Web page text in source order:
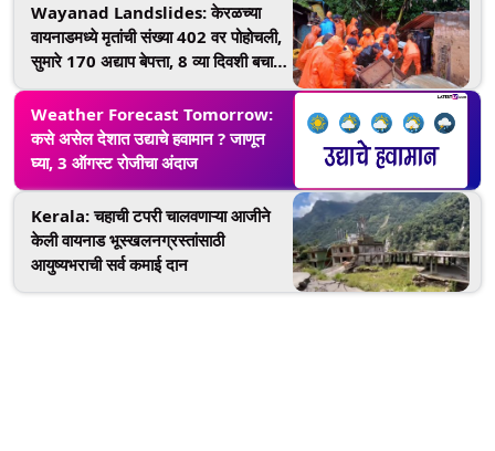
Wayanad Landslides: केरळच्या
वायनाडमध्ये मृतांची संख्या 402 वर पोहोचली,
सुमारे 170 अद्याप बेपत्ता, 8 व्या दिवशी बचाव
कार्य सुरू
Weather Forecast Tomorrow:
कसे असेल देशात उद्याचे हवामान ? जाणून
घ्या, 3 ऑगस्ट रोजीचा अंदाज
Kerala: चहाची टपरी चालवणाऱ्या आजीने
केली वायनाड भूस्खलनग्रस्तांसाठी
आयुष्यभराची सर्व कमाई दान